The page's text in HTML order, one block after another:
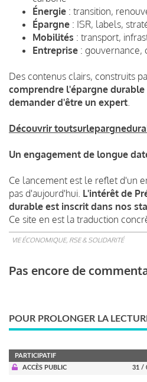
Énergie : transition,
Épargne : ISR, labels,
Mobilités : transport,
Entreprise : gouvernance,
Des contenus clairs, construits
comprendre l'épargne durable
demander d'être un expert
Découvrir
Un engagement de longue
Ce lancement est le reflet d'un
pas d'aujourd'hui. L'intérêt de
durable est inscrit dans nos
Ce site en est la traduction
VIE ÉCONOMIQUE, RSE & SOLIDARITÉ
Pas encore de
POUR PROLONGER LA
PARTICIPATIF
ACCÈS PUBLIC
31 /